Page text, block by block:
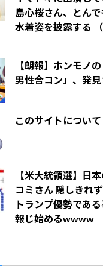
島心桜さん、とんで
水着姿を披露する
【朗報】ホンモノ
男性合コン」、発見
このサイトについて
【米大統領選】日
コミさん 隠しきれ
トランプ優勢であ
報じ始めるwwww